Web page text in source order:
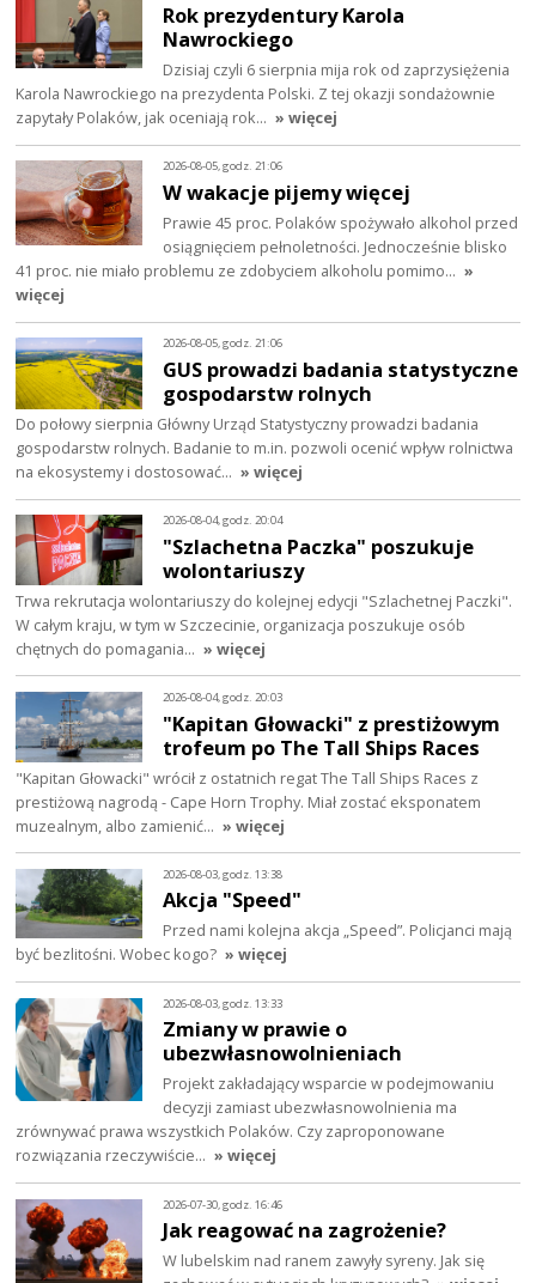
Rok prezydentury Karola
Nawrockiego
Dzisiaj czyli 6 sierpnia mija rok od zaprzysiężenia
Karola Nawrockiego na prezydenta Polski. Z tej okazji sondażownie
zapytały Polaków, jak oceniają rok… » więcej
2026-08-05, godz. 21:06
W wakacje pijemy więcej
Prawie 45 proc. Polaków spożywało alkohol przed
osiągnięciem pełnoletności. Jednocześnie blisko
41 proc. nie miało problemu ze zdobyciem alkoholu pomimo… »
więcej
2026-08-05, godz. 21:06
GUS prowadzi badania statystyczne
gospodarstw rolnych
Do połowy sierpnia Główny Urząd Statystyczny prowadzi badania
gospodarstw rolnych. Badanie to m.in. pozwoli ocenić wpływ rolnictwa
na ekosystemy i dostosować… » więcej
2026-08-04, godz. 20:04
"Szlachetna Paczka" poszukuje
wolontariuszy
Trwa rekrutacja wolontariuszy do kolejnej edycji "Szlachetnej Paczki".
W całym kraju, w tym w Szczecinie, organizacja poszukuje osób
chętnych do pomagania… » więcej
2026-08-04, godz. 20:03
"Kapitan Głowacki" z prestiżowym
trofeum po The Tall Ships Races
"Kapitan Głowacki" wrócił z ostatnich regat The Tall Ships Races z
prestiżową nagrodą - Cape Horn Trophy. Miał zostać eksponatem
muzealnym, albo zamienić… » więcej
2026-08-03, godz. 13:38
Akcja "Speed"
Przed nami kolejna akcja „Speed”. Policjanci mają
być bezlitośni. Wobec kogo? » więcej
2026-08-03, godz. 13:33
Zmiany w prawie o
ubezwłasnowolnieniach
Projekt zakładający wsparcie w podejmowaniu
decyzji zamiast ubezwłasnowolnienia ma
zrównywać prawa wszystkich Polaków. Czy zaproponowane
rozwiązania rzeczywiście… » więcej
2026-07-30, godz. 16:46
Jak reagować na zagrożenie?
W lubelskim nad ranem zawyły syreny. Jak się